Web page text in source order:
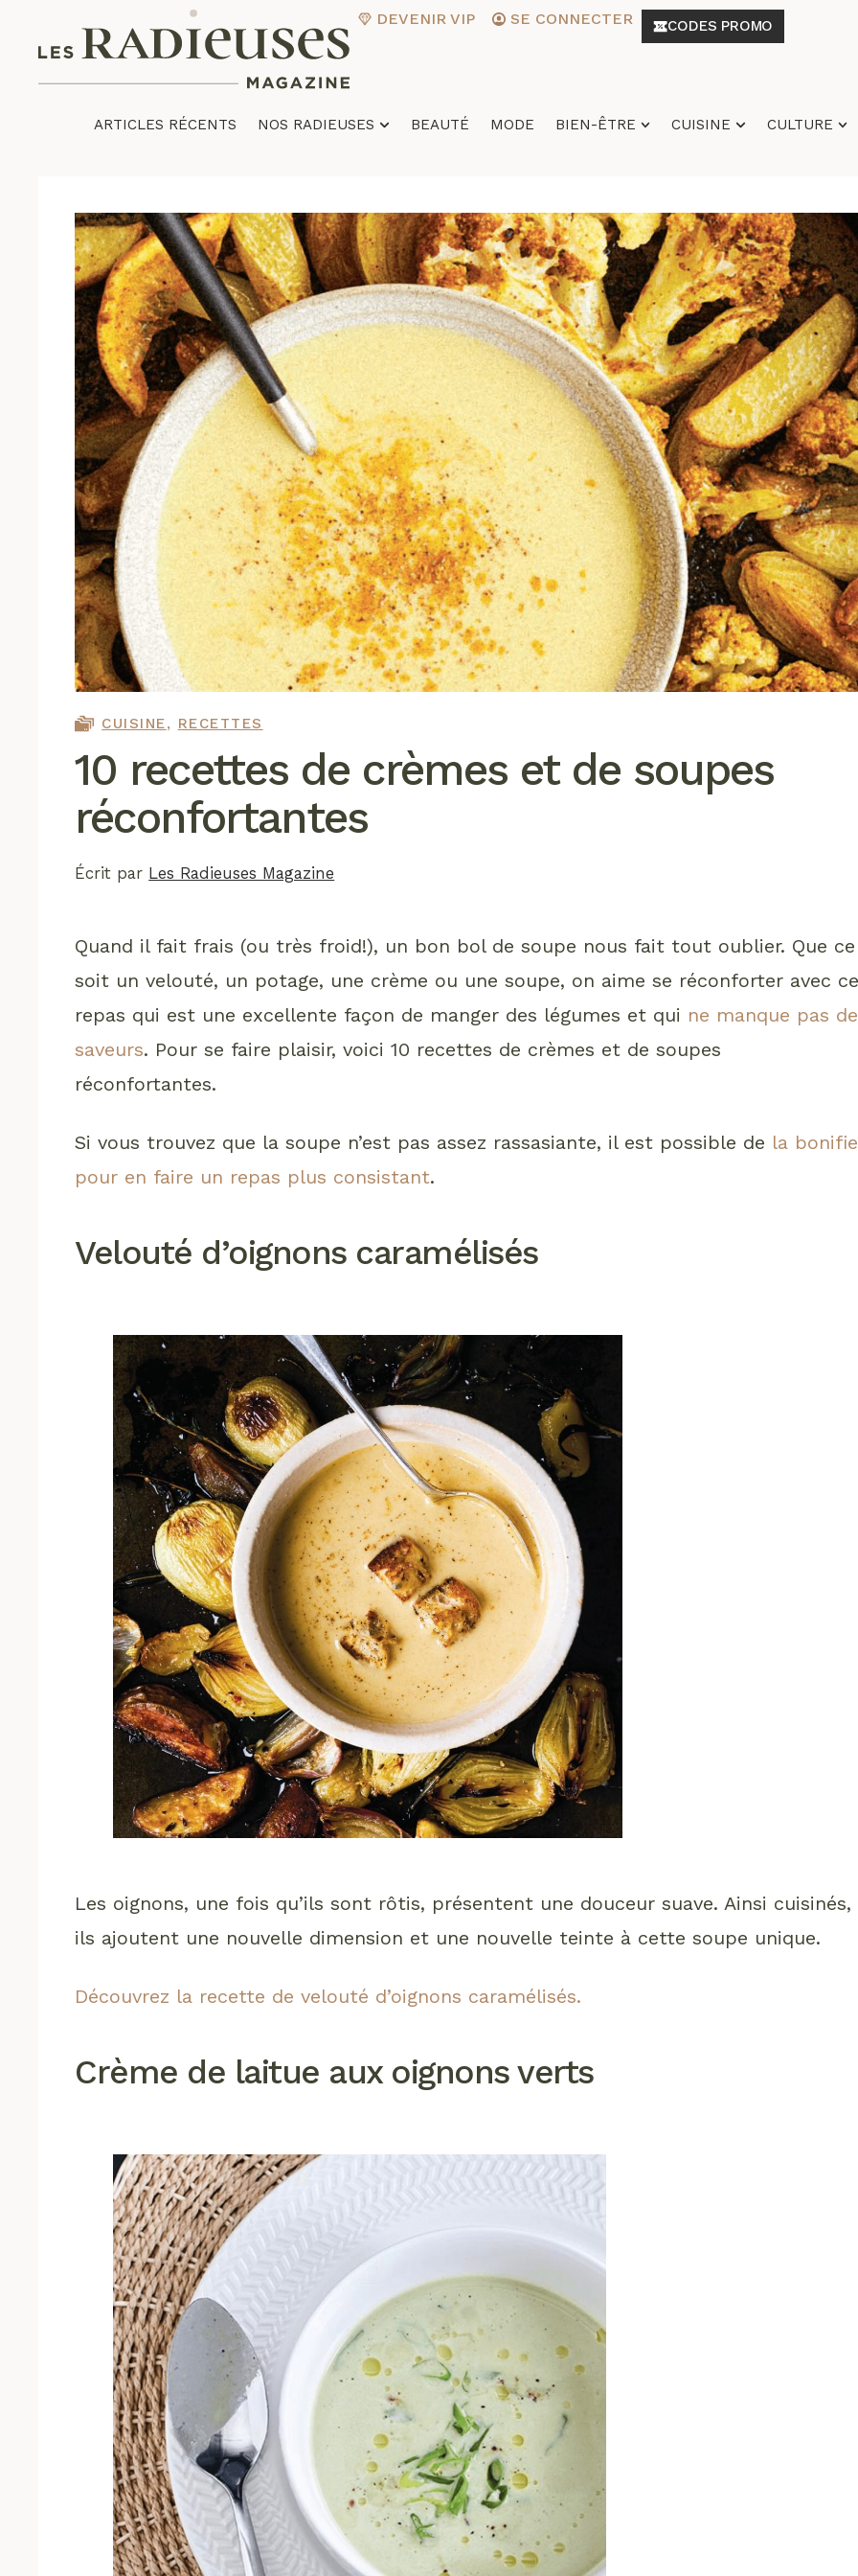
DEVENIR VIP SE CONNECTER CODES PROMO
ARTICLES RÉCENTS NOS RADIEUSES BEAUTÉ MODE BIEN-ÊTRE CUISINE CULTURE
CUISINE, RECETTES
10 recettes de crèmes et de soupes
réconfortantes
Écrit par Les Radieuses Magazine
Quand il fait frais (ou très froid!), un bon bol de soupe nous fait tout oublier. Que ce
soit un velouté, un potage, une crème ou une soupe, on aime se réconforter avec ce
repas qui est une excellente façon de manger des légumes et qui ne manque pas de
saveurs. Pour se faire plaisir, voici 10 recettes de crèmes et de soupes
réconfortantes.
Si vous trouvez que la soupe n’est pas assez rassasiante, il est possible de la
pour en faire un repas plus consistant.
Velouté d’oignons caramélisés
Les oignons, une fois qu’ils sont rôtis, présentent une douceur suave. Ainsi cuisinés,
ils ajoutent une nouvelle dimension et une nouvelle teinte à cette soupe unique.
Découvrez la recette de velouté d’oignons caramélisés.
Crème de laitue aux oignons verts